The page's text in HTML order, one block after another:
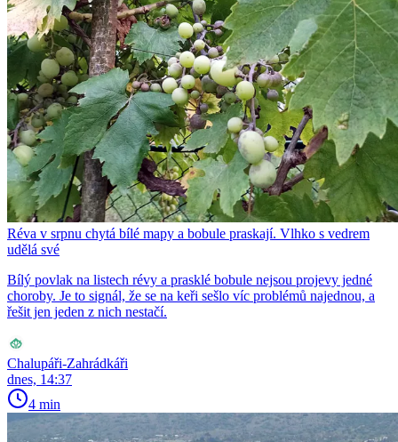
Réva v srpnu chytá bílé mapy a bobule praskají. Vlhko s vedrem
udělá své
Bílý povlak na listech révy a prasklé bobule nejsou projevy jedné
choroby. Je to signál, že se na keři sešlo víc problémů najednou, a
řešit jen jeden z nich nestačí.
Chalupáři-Zahrádkáři
dnes, 14:37
4 min